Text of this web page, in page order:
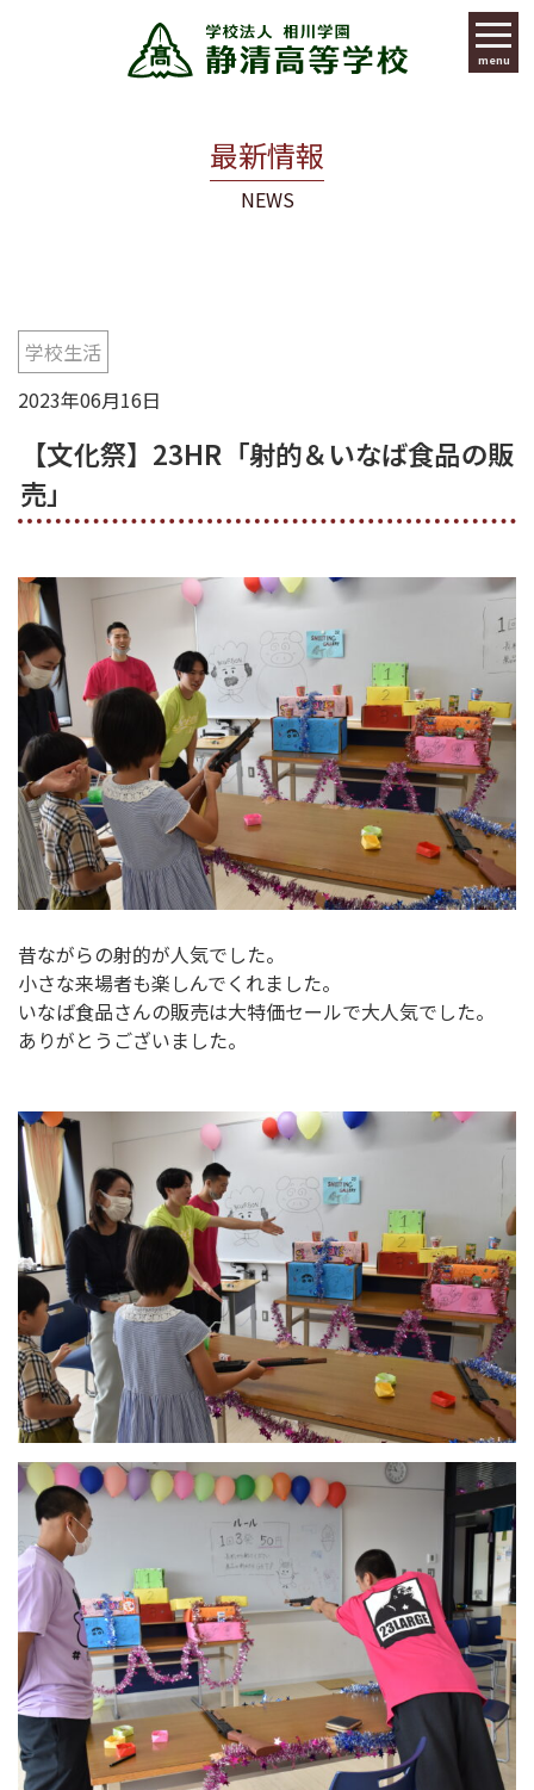
menu
最新情報
NEWS
学校生活
2023年06月16日
【文化祭】23HR「射的＆いなば食品の販
売」
昔ながらの射的が人気でした。
小さな来場者も楽しんでくれました。
いなば食品さんの販売は大特価セールで大人気でした。
ありがとうございました。